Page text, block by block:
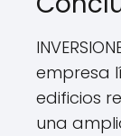
empresa
edificios
una